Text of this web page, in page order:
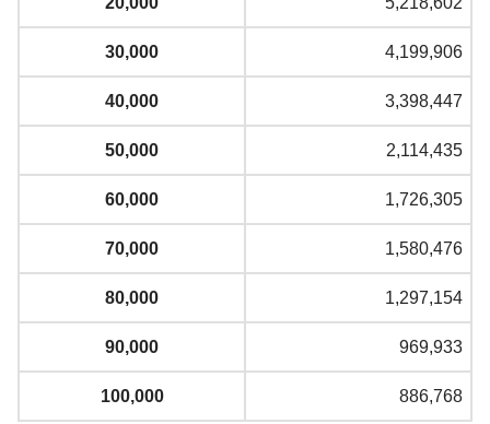
30,000 4,199,906
40,000 3,398,447
50,000 2,114,435
60,000 1,726,305
70,000 1,580,476
80,000 1,297,154
90,000 969,933
100,000 886,768